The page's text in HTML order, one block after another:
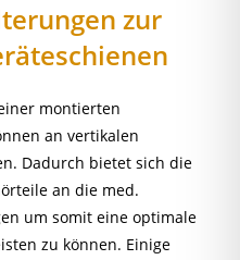
zur
montierten
an vertikalen
Dadurch bietet sich die
an die med.
um somit eine optimale
zu können. Einige